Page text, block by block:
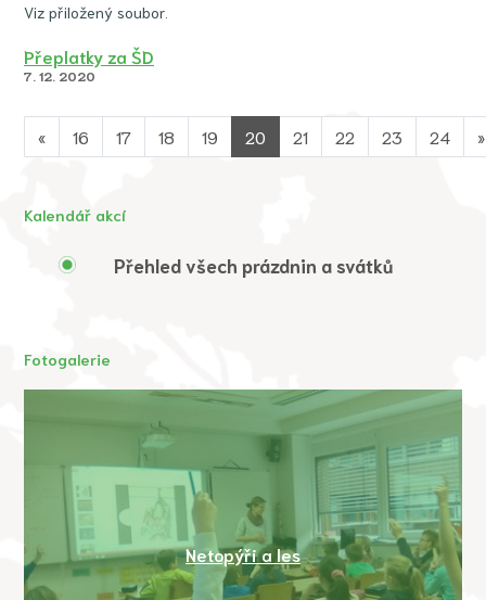
Viz přiložený soubor.
Přeplatky za ŠD
7. 12. 2020
« 16 17 18 19 20 21 22 23 24 »
Kalendář akcí
Přehled všech prázdnin a svátků
Fotogalerie
Netopýři a les